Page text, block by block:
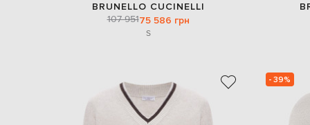
BRUNELLO CUCINELLI
107 95175 586 грн
S
- 39%